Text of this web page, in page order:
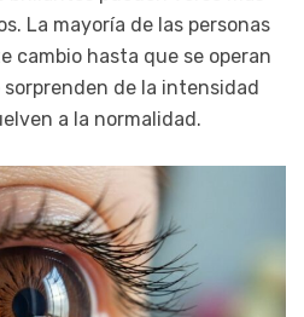
La mayoría de las personas
cambio hasta que se operan
de la intensidad
a la normalidad.